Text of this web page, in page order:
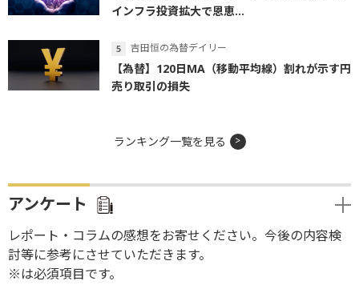
インフラ投資拡大で恩恵...
吉田恒の為替デイリー
【為替】120日MA（移動平均線）割れが示す円
売り取引の損失
ランキング一覧を見る
アンケート
レポート・コラムの感想をお寄せください。今後の内容検
討等に参考にさせていただきます。
※は必須項目です。